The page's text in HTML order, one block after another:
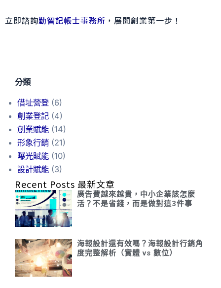
立即諮詢勤智記帳士事務所 ，展開創業第一步！
分類
借址營登(6)
創業登記(4)
創業賦能(14)
形象行銷(21)
曝光賦能(10)
設計賦能(3)
Recent Posts 最新文章
廣告費越來越貴，中小企業該怎麼
活？不是省錢，而是做對這3件事
海報設計還有效嗎？海報設計行銷角
度完整解析（實體 vs 數位）